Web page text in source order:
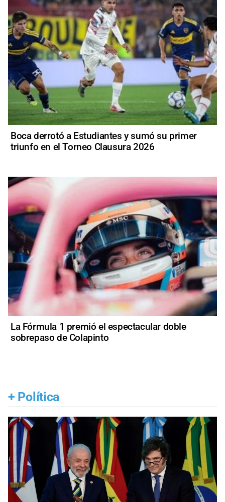
Boca derrotó a Estudiantes y sumó su primer
triunfo en el Torneo Clausura 2026
La Fórmula 1 premió el espectacular doble
sobrepaso de Colapinto
+ Política